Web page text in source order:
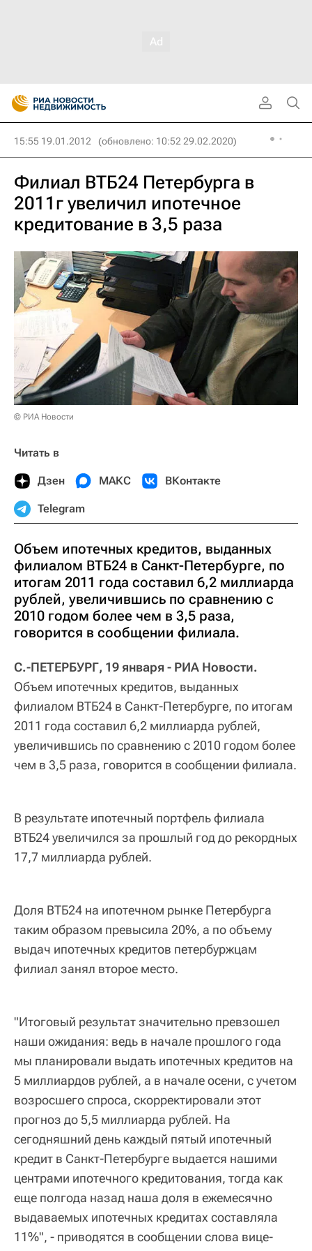
15:55 19.01.2012 (обновлено: 10:52 29.02.2020)
Филиал ВТБ24 Петербурга в
2011г увеличил ипотечное
кредитование в 3,5 раза
© РИА Новости
Читать в
Дзен МАКС ВКонтакте
Telegram
Объем ипотечных кредитов, выданных
филиалом ВТБ24 в Cанкт-Петербурге, по
итогам 2011 года составил 6,2 миллиарда
рублей, увеличившись по сравнению с
2010 годом более чем в 3,5 раза,
говорится в сообщении филиала.
С.-ПЕТЕРБУРГ, 19 января - РИА Новости.
Объем ипотечных кредитов, выданных
филиалом ВТБ24 в Cанкт-Петербурге, по итогам
2011 года составил 6,2 миллиарда рублей,
увеличившись по сравнению с 2010 годом более
чем в 3,5 раза, говорится в сообщении филиала.
В результате ипотечный портфель филиала
ВТБ24 увеличился за прошлый год до рекордных
17,7 миллиарда рублей.
Доля ВТБ24 на ипотечном рынке Петербурга
таким образом превысила 20%, а по объему
выдач ипотечных кредитов петербуржцам
филиал занял второе место.
"Итоговый результат значительно превзошел
наши ожидания: ведь в начале прошлого года
мы планировали выдать ипотечных кредитов на
5 миллиардов рублей, а в начале осени, с учетом
возросшего спроса, скорректировали этот
прогноз до 5,5 миллиарда рублей. На
сегодняшний день каждый пятый ипотечный
кредит в Санкт-Петербурге выдается нашими
центрами ипотечного кредитования, тогда как
еще полгода назад наша доля в ежемесячно
выдаваемых ипотечных кредитах составляла
11%", - приводятся в сообщении слова вице-